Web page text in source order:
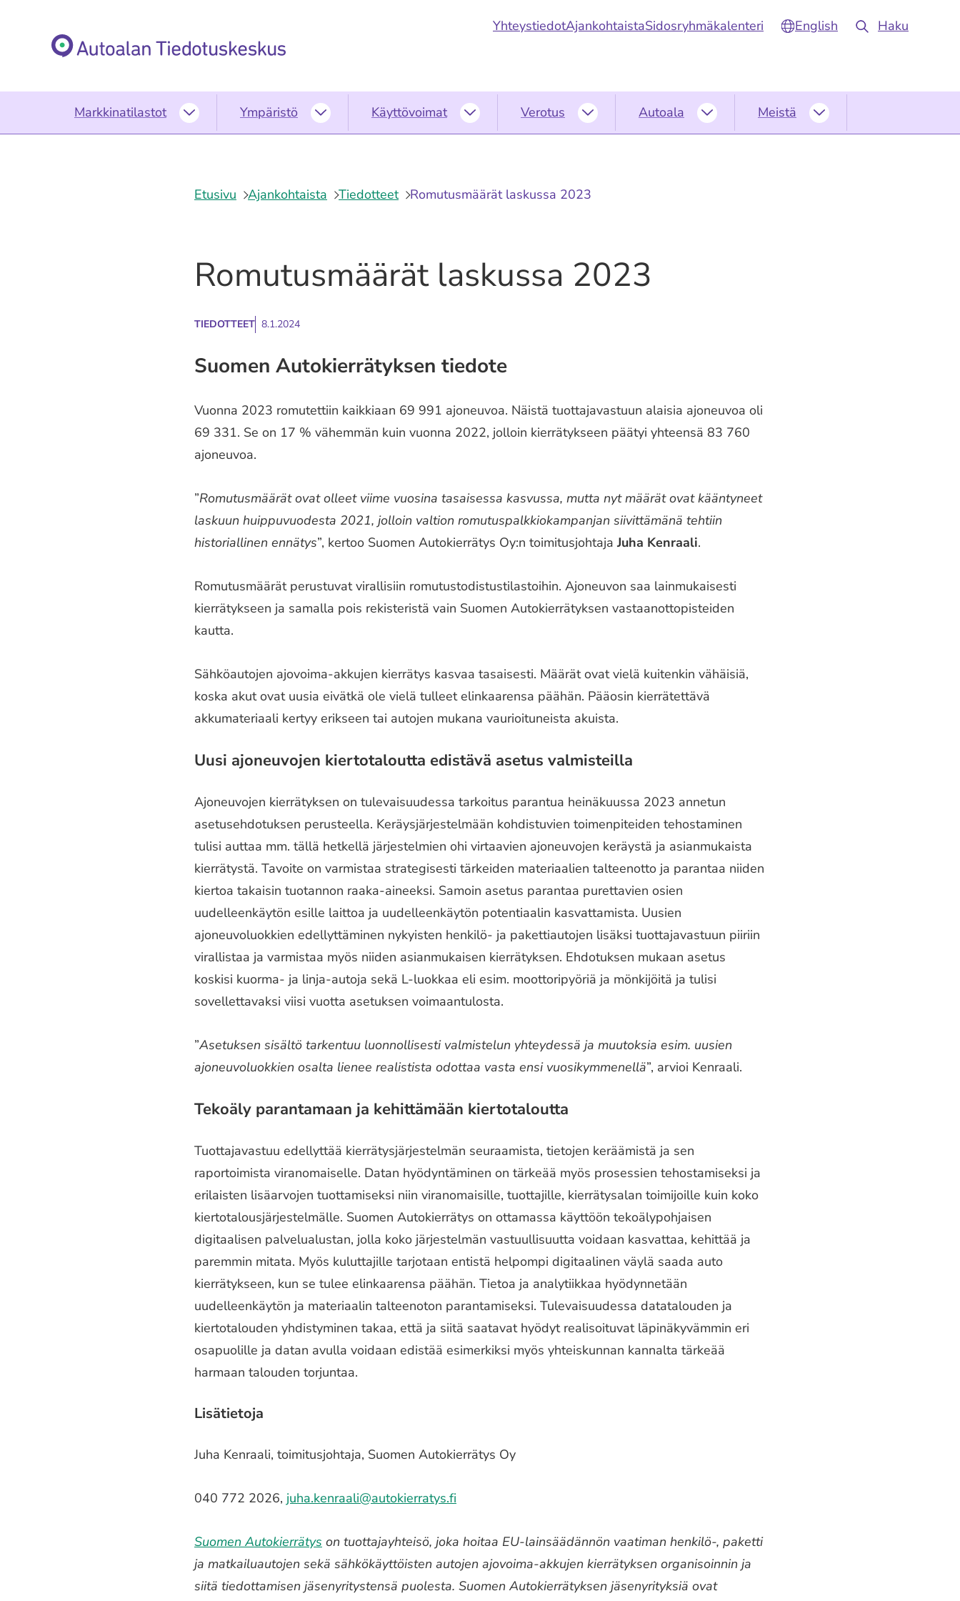
sisältöön
Etusivu
YhteystiedotAjankohtaistaSidosryhmäkalenteri English Haku
Markkinatilastot
Markkinatilastot
alasivut
Ympäristö
Ympäristö
alasivut
Käyttövoimat
Käyttövoimat
alasivut
Verotus
Verotus
alasivut
Autoala
Autoala
alasivut
Meistä
Meistä
alasivut
Etusivu Ajankohtaista Tiedotteet Romutusmäärät laskussa 2023
Romutusmäärät laskussa 2023
TIEDOTTEET 8.1.2024
Suomen Autokierrätyksen tiedote
Vuonna 2023 romutettiin kaikkiaan 69 991 ajoneuvoa. Näistä tuottajavastuun alaisia ajoneuvoa oli
69 331. Se on 17 % vähemmän kuin vuonna 2022, jolloin kierrätykseen päätyi yhteensä 83 760
ajoneuvoa.
”Romutusmäärät ovat olleet viime vuosina tasaisessa kasvussa, mutta nyt määrät ovat kääntyneet
laskuun huippuvuodesta 2021, jolloin valtion romutuspalkkiokampanjan siivittämänä tehtiin
historiallinen ennätys”, kertoo Suomen Autokierrätys Oy:n toimitusjohtajaJuha Kenraali.
Romutusmäärät perustuvat virallisiin romutustodistustilastoihin. Ajoneuvon saa lainmukaisesti
kierrätykseen ja samalla pois rekisteristä vain Suomen Autokierrätyksen vastaanottopisteiden
kautta.
Sähköautojen ajovoima-akkujen kierrätys kasvaa tasaisesti. Määrät ovat vielä kuitenkin vähäisiä,
koska akut ovat uusia eivätkä ole vielä tulleet elinkaarensa päähän. Pääosin kierrätettävä
akkumateriaali kertyy erikseen tai autojen mukana vaurioituneista akuista.
Uusi ajoneuvojen kiertotaloutta edistävä asetus valmisteilla
Ajoneuvojen kierrätyksen on tulevaisuudessa tarkoitus parantua heinäkuussa 2023 annetun
asetusehdotuksen perusteella. Keräysjärjestelmään kohdistuvien toimenpiteiden tehostaminen
tulisi auttaa mm. tällä hetkellä järjestelmien ohi virtaavien ajoneuvojen keräystä ja asianmukaista
kierrätystä. Tavoite on varmistaa strategisesti tärkeiden materiaalien talteenotto ja parantaa niiden
kiertoa takaisin tuotannon raaka-aineeksi. Samoin asetus parantaa purettavien osien
uudelleenkäytön esille laittoa ja uudelleenkäytön potentiaalin kasvattamista. Uusien
ajoneuvoluokkien edellyttäminen nykyisten henkilö- ja pakettiautojen lisäksi tuottajavastuun piiriin
virallistaa ja varmistaa myös niiden asianmukaisen kierrätyksen. Ehdotuksen mukaan asetus
koskisi kuorma- ja linja-autoja sekä L-luokkaa eli esim. moottoripyöriä ja mönkijöitä ja tulisi
sovellettavaksi viisi vuotta asetuksen voimaantulosta.
”Asetuksen sisältö tarkentuu luonnollisesti valmistelun yhteydessä ja muutoksia esim. uusien
ajoneuvoluokkien osalta lienee realistista odottaa vasta ensi vuosikymmenellä”, arvioi Kenraali.
Tekoäly parantamaan ja kehittämään kiertotaloutta
Tuottajavastuu edellyttää kierrätysjärjestelmän seuraamista, tietojen keräämistä ja sen
raportoimista viranomaiselle. Datan hyödyntäminen on tärkeää myös prosessien tehostamiseksi ja
erilaisten lisäarvojen tuottamiseksi niin viranomaisille, tuottajille, kierrätysalan toimijoille kuin koko
kiertotalousjärjestelmälle. Suomen Autokierrätys on ottamassa käyttöön tekoälypohjaisen
digitaalisen palvelualustan, jolla koko järjestelmän vastuullisuutta voidaan kasvattaa, kehittää ja
paremmin mitata. Myös kuluttajille tarjotaan entistä helpompi digitaalinen väylä saada auto
kierrätykseen, kun se tulee elinkaarensa päähän. Tietoa ja analytiikkaa hyödynnetään
uudelleenkäytön ja materiaalin talteenoton parantamiseksi. Tulevaisuudessa datatalouden ja
kiertotalouden yhdistyminen takaa, että ja siitä saatavat hyödyt realisoituvat läpinäkyvämmin eri
osapuolille ja datan avulla voidaan edistää esimerkiksi myös yhteiskunnan kannalta tärkeää
harmaan talouden torjuntaa.
Lisätietoja
Juha Kenraali, toimitusjohtaja, Suomen Autokierrätys Oy
040 772 2026, juha.kenraali@autokierratys.fi
Suomen Autokierrätys on tuottajayhteisö, joka hoitaa EU-lainsäädännön vaatiman henkilö-, paketti
ja matkailuautojen sekä sähkökäyttöisten autojen ajovoima-akkujen kierrätyksen organisoinnin ja
siitä tiedottamisen jäsenyritystensä puolesta. Suomen Autokierrätyksen jäsenyrityksiä ovat